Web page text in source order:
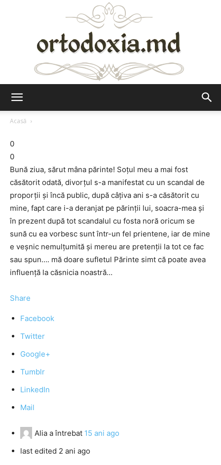
Acasă
0
0
Bună ziua, sărut mâna părinte! Soţul meu a mai fost
căsătorit odată, divorţul s-a manifestat cu un scandal de
proporţii şi încă public, după câţiva ani s-a căsătorit cu
mine, fapt care i-a deranjat pe părinţii lui, soacra-mea şi
în prezent după tot scandalul cu fosta noră oricum se
sună cu ea vorbesc sunt într-un fel prientene, iar de mine
e veşnic nemulţumită şi mereu are pretenţii la tot ce fac
sau spun…. mă doare sufletul Părinte simt că poate avea
influenţă la căsnicia noastră…
Share
Facebook
Twitter
Google+
Tumblr
LinkedIn
Mail
Alia a întrebat 15 ani ago
last edited 2 ani ago